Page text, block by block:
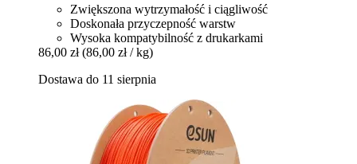
Zwiększona wytrzymałość i ciągliwość
Doskonała przyczepność warstw
Wysoka kompatybilność z drukarkami
86,00 zł (86,00 zł / kg)
Dostawa do 11 sierpnia